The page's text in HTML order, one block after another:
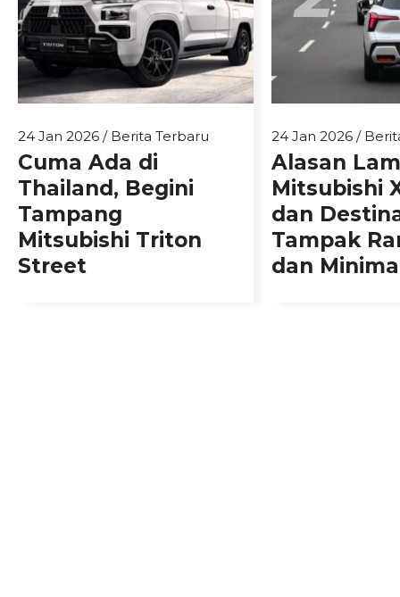
24 Jan 2026 / Berita Terbaru
Cuma Ada di
Thailand, Begini
Tampang
Mitsubishi Triton
Street
24 Jan 2026 /
Alasan
Mitsubishi
dan
Tampak
dan